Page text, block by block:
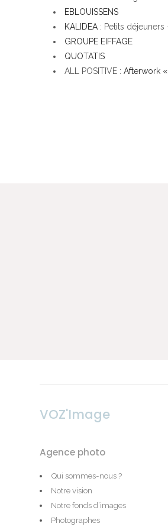
EBLOUISSENS
KALIDEA: Petits déjeuners
GROUPE EIFFAGE
QUOTATIS
ALL POSITIVE : Afterwork
VOZ'Image
Agence photo
Qui sommes-nous ?
Notre vision
Notre fonds d’images
Photographes